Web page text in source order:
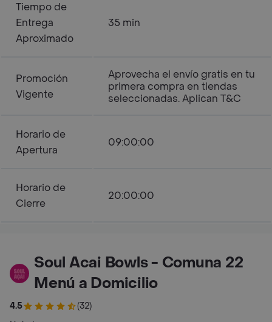
Tiempo de
Entrega
Aproximado
35 min
Promoción
Vigente
Aprovecha el envío gratis en tu
primera compra en tiendas
seleccionadas. Aplican T&C
Horario de
Apertura
09:00:00
Horario de
Cierre
20:00:00
Soul Acai Bowls - Comuna 22
Menú a Domicilio
4.5
(32)